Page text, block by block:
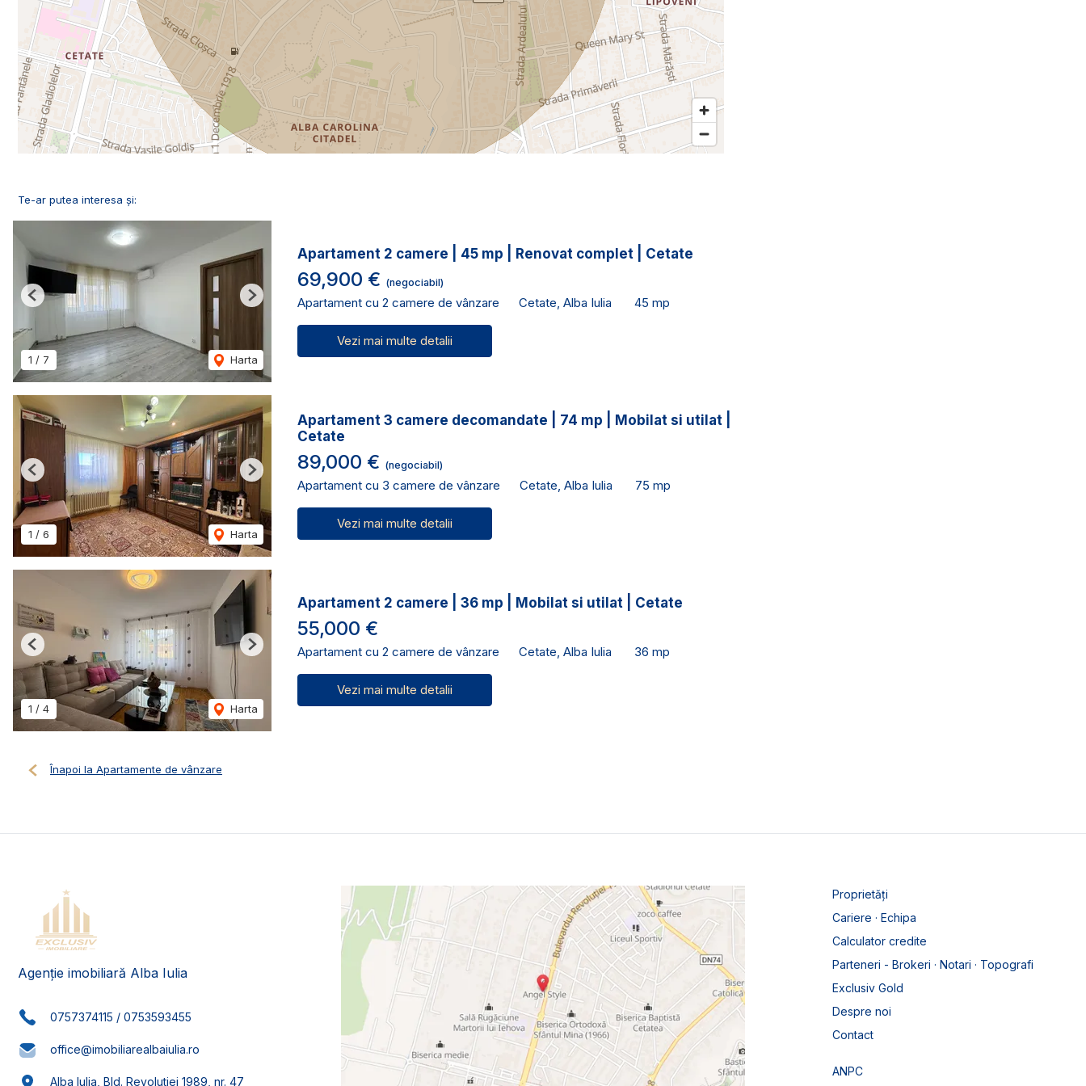
Te-ar putea interesa și:
1 / 7 Harta
Previous Next
Apartament 2 camere | 45 mp | Renovat complet | Cetate
69,900 € (negociabil)
Apartament cu 2 camere de vânzare Cetate, Alba Iulia 45 mp
Vezi mai multe detalii
1 / 6 Harta
Previous Next
Apartament 3 camere decomandate | 74 mp | Mobilat si utilat |
Cetate
89,000 € (negociabil)
Apartament cu 3 camere de vânzare Cetate, Alba Iulia 75 mp
Vezi mai multe detalii
1 / 4 Harta
Previous Next
Apartament 2 camere | 36 mp | Mobilat si utilat | Cetate
55,000 €
Apartament cu 2 camere de vânzare Cetate, Alba Iulia 36 mp
Vezi mai multe detalii
Înapoi la Apartamente de vânzare
Agenție imobiliară Alba Iulia
0757374115 / 0753593455
office@imobiliarealbaiulia.ro
Alba Iulia, Bld. Revolutiei 1989, nr. 47
Proprietăți
Cariere · Echipa
Calculator credite
Parteneri - Brokeri · Notari · Topografi
Exclusiv Gold
Despre noi
Contact
ANPC